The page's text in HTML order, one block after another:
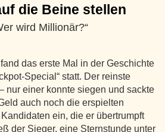
die Beine stellen
wird Millionär?“
das erste Mal in der Geschichte
Special“ statt. Der reinste
nur einer konnte siegen und sackte
auch noch die erspielten
ein, die er übertrumpft
der Sieger, eine Sternstunde unter